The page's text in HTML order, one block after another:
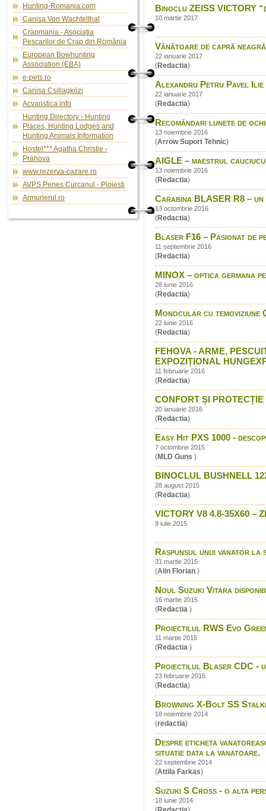
Hunting-Romania.com
Canisa Von Wachtelthal
Crapmania - Asociaţia
Pescarilor de Crap din România
European Bowhunting
Association (EBA)
e-pets.ro
Canisa Csillagközi
Acvaristica.info
Hunting Directory - Hunting
Places, Hunting Lodges and
Hunting Animals Information
Hostel*** Agatha Christie -
Prahova
www.rezerva-cazare.ro
AVPS Penes Curcanul - Ploiesti
Armurierul.ro
Binoclu ZEISS VICTORY
10 martie 2017
Vânătoare de capră neagră
22 ianuarie 2017
(Redactia)
Alexandru Petru Pavel
22 ianuarie 2017
(Redactia)
Recomăndari lunete de
13 noiembrie 2016
(Arrow Suport Tehnic)
AIGLE – maestrul
13 noiembrie 2016
(Redactia)
Carabina BLASER R8 –
13 octombrie 2016
(Redactia)
Blaser F16 – Pasionat de
11 septembrie 2016
(Redactia)
MINOX – optica germana
28 iunie 2016
(Redactia)
Monocular cu temoviziune
22 iunie 2016
(Redactia)
FEHOVA - ARME,
EXPOZIȚIONAL
11 februarie 2016
(Redactia)
CONFORT ȘI
20 ianuarie 2016
(Redactia)
Easy Hit PXS 1000 -
7 octombrie 2015
(MLD Guns )
BINOCLUL BUSHNELL
28 august 2015
(Redactia)
VICTORY V8 4.8-35X60 –
9 iulie 2015
Raspunsul unui vanator la
31 martie 2015
(Alin Florian )
Noul Suzuki Vitara
16 martie 2015
(Redactia )
Proiectilul RWS Evo
11 martie 2015
(Redactia )
Proiectilul Blaser CDC -
23 februarie 2015
(Redactia)
Browning X-Bolt SS
18 noiembrie 2014
(redactia)
Despre eticheta
situatie data la vanatoare.
22 septembrie 2014
(Attila Farkas)
Suzuki S Cross - o alta
18 iunie 2014